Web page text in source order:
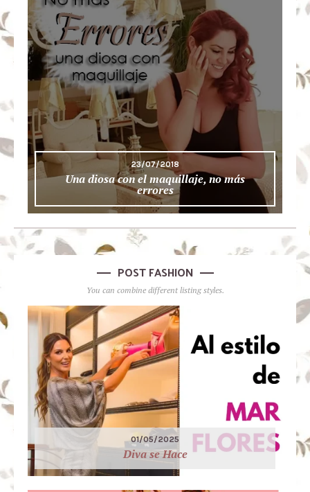
23/07/2018
Una diosa con el maquillaje, no más
errores
POST FASHION
You can combine different listing styles.
01/05/2025
Diva se Hace